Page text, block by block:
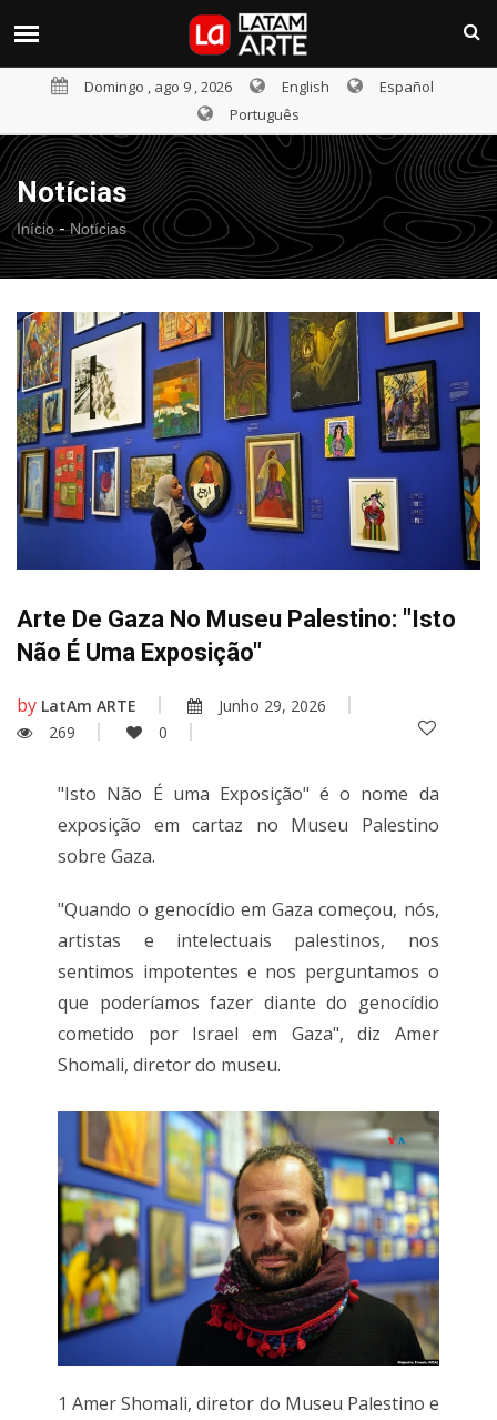
Domingo , ago 9 , 2026 English
Español
Português
Notícias
Início- Notícias
Arte De Gaza No Museu Palestino: "Isto
Não É Uma Exposição"
by LatAm ARTE
Junho 29, 2026
269
0
"Isto Não É uma Exposição" é o nome da
exposição em cartaz no Museu Palestino
sobre Gaza.
"Quando o genocídio em Gaza começou, nós,
artistas e intelectuais palestinos, nos
sentimos impotentes e nos perguntamos o
que poderíamos fazer diante do genocídio
cometido por Israel em Gaza", diz Amer
Shomali, diretor do museu.
1 Amer Shomali, diretor do Museu Palestino e